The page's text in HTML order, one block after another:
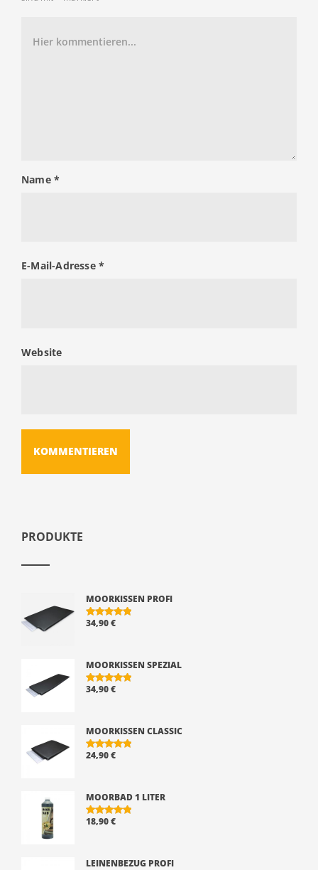
Name *
E-Mail-Adresse *
Website
PRODUKTE
MOORKISSEN PROFI
BEWERTE
34,90€
MOORKISSEN SPEZIAL
BEWERTE
34,90€
MOORKISSEN CLASSIC
BEWERTE
24,90€
MOORBAD 1 LITER
BEWERTE
18,90€
LEINENBEZUG PROFI